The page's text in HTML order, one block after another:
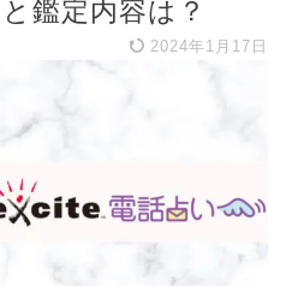
鑑定内容は？
2024年1月17日